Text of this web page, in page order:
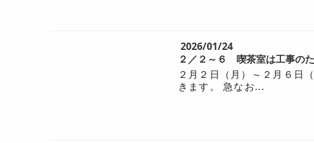
2026/01/24
２／２～６ 喫茶室は工事の
２月２日（月）～２月６日
きます。 急なお...